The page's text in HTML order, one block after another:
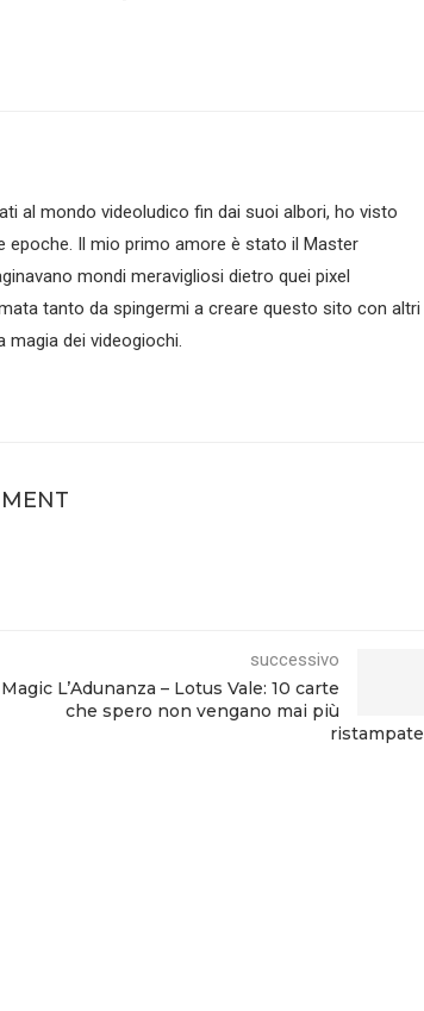
al mondo videoludico fin dai suoi albori, ho visto
Il mio primo amore è stato il Master
mondi meravigliosi dietro quei pixel
tanto da spingermi a creare questo sito con altri
dei videogiochi.
successivo
Magic L’Adunanza – Lotus Vale: 10 carte
che spero non vengano mai più
ristampate